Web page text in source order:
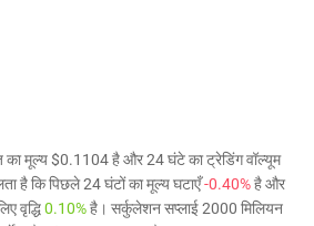
मूल्य $0.1104 है और 24 घंटे का ट्रेडिंग वॉल्यूम
है कि पिछले 24 घंटों का मूल्य घटाएँ-0.40%है और
वृद्धि0.10%है। सर्कुलेशन सप्लाई 2000 मिलियन